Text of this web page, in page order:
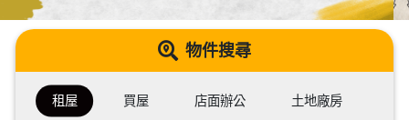
物件搜尋
租屋 買屋 店面辦公 土地廠房